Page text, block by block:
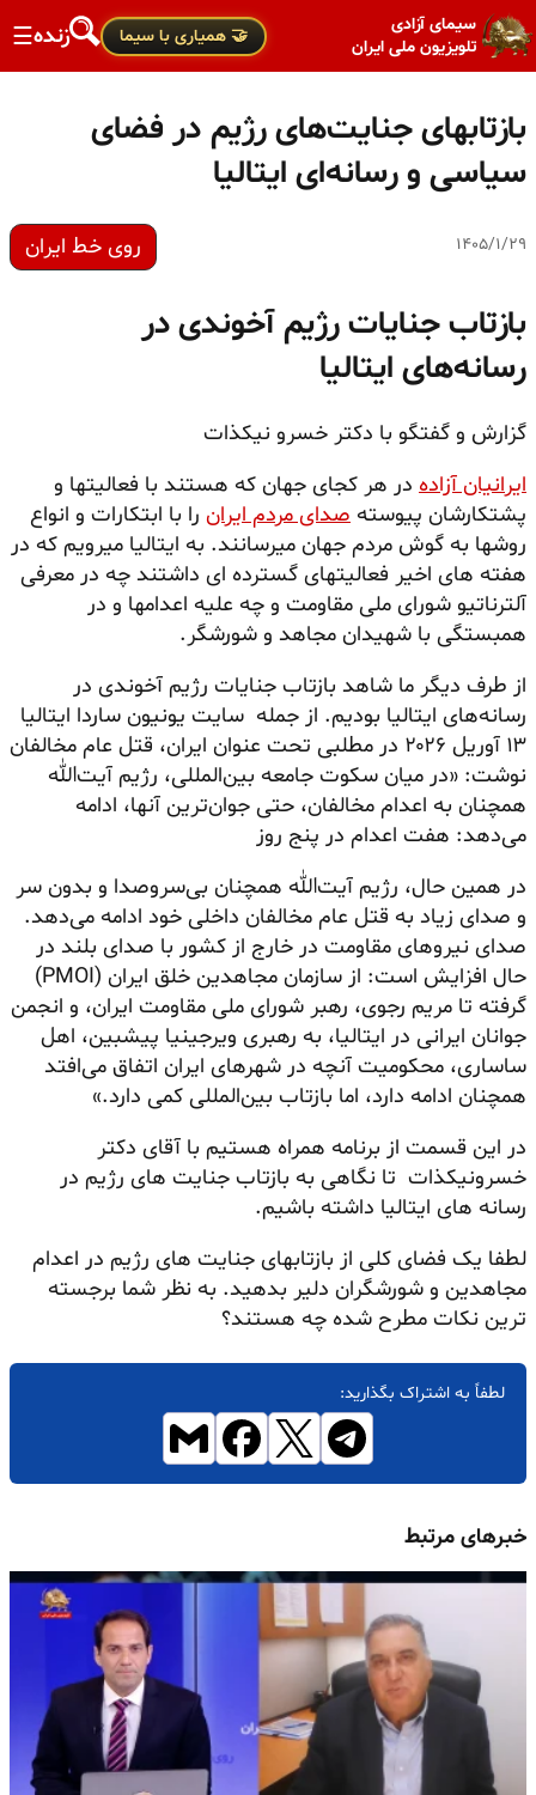
سیمای آزادی
تلویزیون ملی ایران
🤝 همیاری با سیما زنده☰
بازتابهای جنایت‌های رژیم در فضای
سیاسی و رسانه‌ای ایتالیا
۱۴۰۵/۱/۲۹ روی خط ایران
بازتاب جنایات رژیم آخوندی در
رسانه‌های ایتالیا
گزارش و گفتگو با دکتر خسرو نیکذات
ایرانیان آزاده در هر کجای جهان که هستند با فعالیتها و
پشتکارشان پیوسته صدای مردم ایران را با ابتکارات و انواع
روشها به گوش مردم جهان میرسانند. به ایتالیا میرویم که در
هفته های اخیر فعالیتهای گسترده ای داشتند چه در معرفی
آلترناتیو شورای ملی مقاومت و چه علیه اعدامها و در
همبستگی با شهیدان مجاهد و شورشگر.
از طرف دیگر ما شاهد بازتاب جنایات رژیم آخوندی در
رسانه‌های ایتالیا بودیم. از جمله سایت یونیون ساردا ایتالیا
۱۳ آوریل ۲۰۲۶ در مطلبی تحت عنوان ایران، قتل عام مخالفان
نوشت: «در میان سکوت جامعه بین‌المللی، رژیم آیت‌الله
همچنان به اعدام مخالفان، حتی جوان‌ترین آنها، ادامه
می‌دهد: هفت اعدام در پنج روز
در همین حال، رژیم آیت‌الله همچنان بی‌سروصدا و بدون سر
و صدای زیاد به قتل عام مخالفان داخلی خود ادامه می‌دهد.
صدای نیروهای مقاومت در خارج از کشور با صدای بلند در
حال افزایش است: از سازمان مجاهدین خلق ایران (PMOI)
گرفته تا مریم رجوی، رهبر شورای ملی مقاومت ایران، و انجمن
جوانان ایرانی در ایتالیا، به رهبری ویرجینیا پیشبین، اهل
ساساری، محکومیت آنچه در شهرهای ایران اتفاق می‌افتد
همچنان ادامه دارد، اما بازتاب بین‌المللی کمی دارد.»
در این قسمت از برنامه همراه هستیم با آقای دکتر
خسرونیکذات تا نگاهی به بازتاب جنایت های رژیم در
رسانه های ایتالیا داشته باشیم.
لطفا یک فضای کلی از بازتابهای جنایت های رژیم در اعدام
مجاهدین و شورشگران دلیر بدهید. به نظر شما برجسته
ترین نکات مطرح شده چه هستند؟
لطفاً به اشتراک بگذارید:
خبرهای مرتبط